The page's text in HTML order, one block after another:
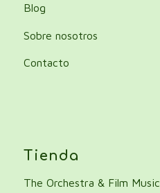
Blog
Sobre nosotros
Contacto
Tienda
The Orchestra & Film Music